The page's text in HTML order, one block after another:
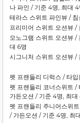
나 파인 / 기준 4명, 최대 4
테라스 스위트 파인뷰 / 침
프리미어 스위트 오션뷰 /
모노그램 스위트 오션뷰 /
대 6명
시그니처 스위트 오션뷰 /
펫 프랜들리 디럭스 / 타
펫 프랜들리 코너스위트 /
가든오션 / 기준 4명, 최대
펫 프랜들리 주니어스위
/ 가든오션 / 기준 4명, 최